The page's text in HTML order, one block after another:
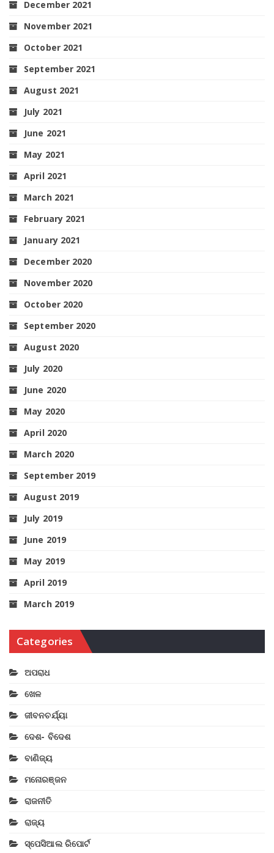
December 2021
November 2021
October 2021
September 2021
August 2021
July 2021
June 2021
May 2021
April 2021
March 2021
February 2021
January 2021
December 2020
November 2020
October 2020
September 2020
August 2020
July 2020
June 2020
May 2020
April 2020
March 2020
September 2019
August 2019
July 2019
June 2019
May 2019
April 2019
March 2019
Categories
ଅପରାଧ
ଖେଳ
ଜୀବନଚର୍ଯ୍ୟା
ଦେଶ- ବିଦେଶ
ବାଣିଜ୍ୟ
ମନୋରଞ୍ଜନ
ରାଜନୀତି
ରାଜ୍ୟ
ସ୍ପେସିଆଲ ରିପୋର୍ଟ